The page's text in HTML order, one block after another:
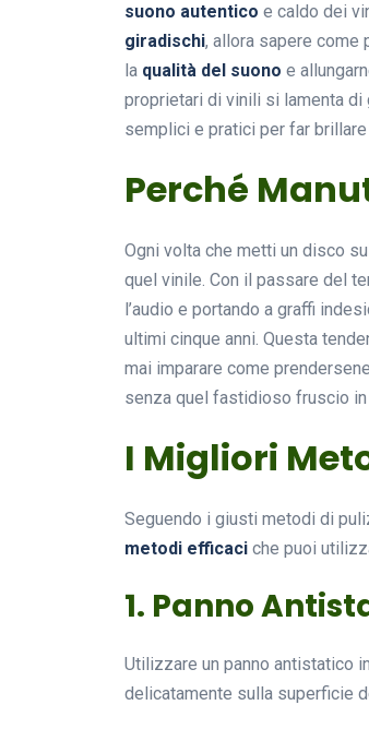
suono autentico e caldo dei
giradischi, allora sapere come
la qualità del suono e
proprietari di vinili si lamenta di
semplici e pratici per far
Perché
Ogni volta che metti un disco
quel vinile. Con il passare del
l’audio e portando a graffi
ultimi cinque anni. Questa
mai imparare come
senza quel fastidioso fruscio
I Migliori
Seguendo i giusti metodi di
metodi efficaci che puoi
1. Panno
Utilizzare un panno antistatico
delicatamente sulla superficie